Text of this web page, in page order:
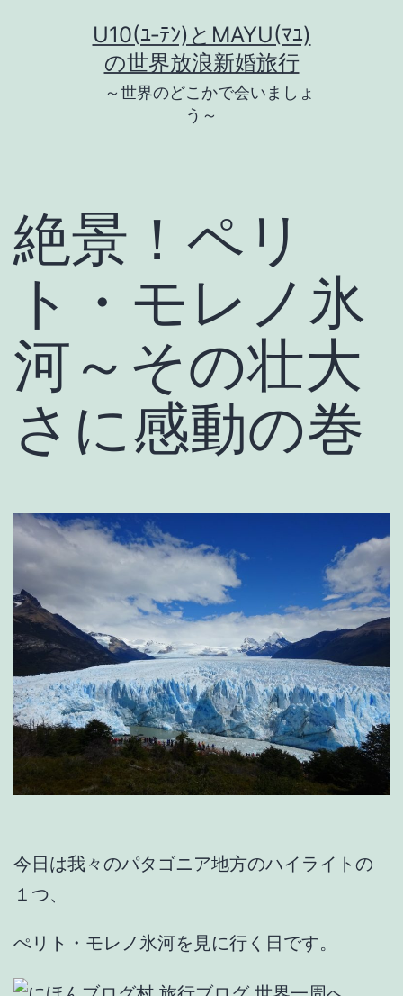
キ
ッ
U10(ﾕ‐ﾃﾝ)とMAYU(ﾏﾕ)
の世界放浪新婚旅行
～世界のどこかで会いましょ
う～
絶景！ペリ
ト・モレノ氷
河～その壮大
さに感動の巻
今日は我々のパタゴニア地方のハイライトの
１つ、
ぺリト・モレノ氷河を見に行く日です。